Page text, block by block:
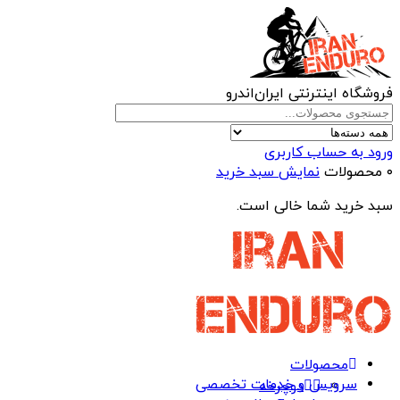
فروشگاه اینترنتی ایران‌اندرو
ورود به حساب کاربری
۰ محصولات
نمایش سبد خرید
سبد خرید شما خالی است.
محصولات
دوچرخه
سرویس و خدمات تخصصی